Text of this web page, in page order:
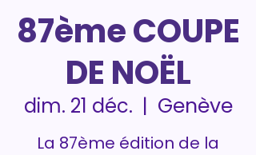
87ème COUPE
DE NOËL
dim. 21 déc.
  |
Genève
La 87ème édition de la